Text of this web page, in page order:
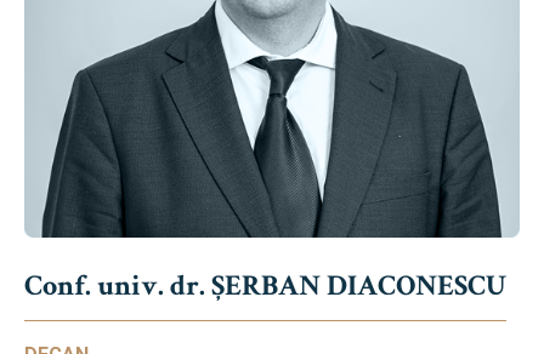
Conf. univ. dr. ȘERBAN DIACONESCU